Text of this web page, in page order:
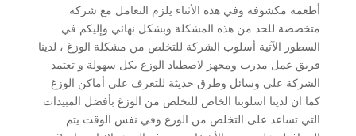
أطعمة مكشوفة وفي هذه الأثناء يلزم التعامل مع شركة
متخصصة للحد من هذه المشكلة وبشكل نهائي وإليكم في
السطور الآتية أسلوب الشركة للتخلص من مشكلة الوزغ ، لدينا
فريق عمل مدرب ومجهز لاصطياد الوزغ بكل سهولة و تعتمد
الشركة على وسائل وطرق حديثة للتعرف على أماكن الوزغ
كما ان لدينا اسلوبنا الخاص للتخلص من الوزغ بأفضل المبيدات
التي تساعد على التخلص من الوزع وفي نفس الوقت يتم